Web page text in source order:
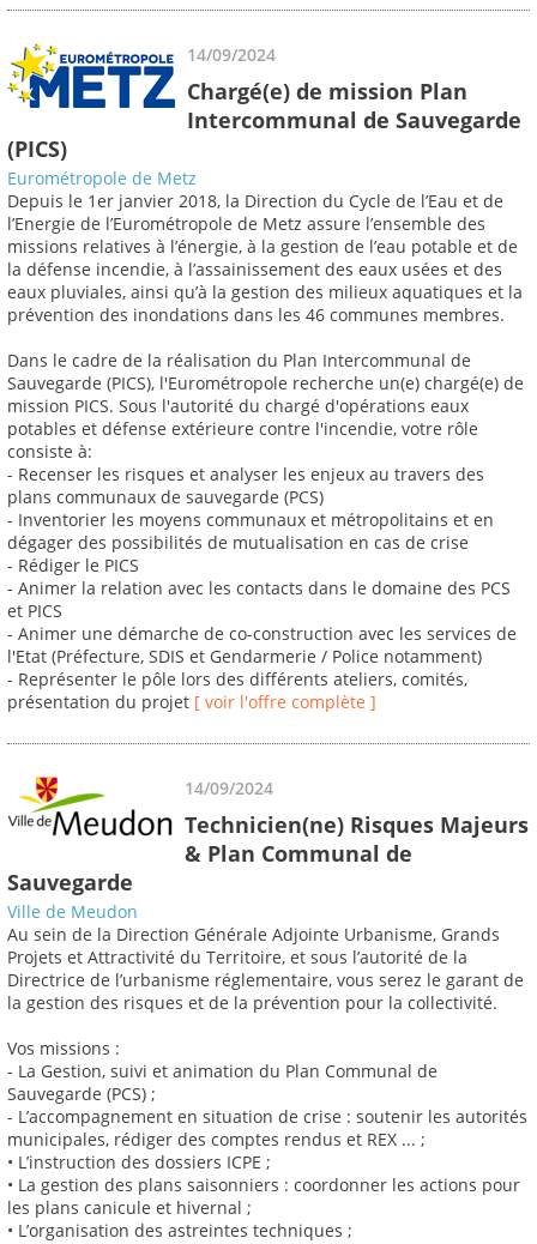
14/09/2024
Chargé(e) de mission Plan
Intercommunal de Sauvegarde
(PICS)
Eurométropole de Metz
Depuis le 1er janvier 2018, la Direction du Cycle de l’Eau et de
l’Energie de l’Eurométropole de Metz assure l’ensemble des
missions relatives à l’énergie, à la gestion de l’eau potable et de
la défense incendie, à l’assainissement des eaux usées et des
eaux pluviales, ainsi qu’à la gestion des milieux aquatiques et la
prévention des inondations dans les 46 communes membres.
Dans le cadre de la réalisation du Plan Intercommunal de
Sauvegarde (PICS), l'Eurométropole recherche un(e) chargé(e) de
mission PICS. Sous l'autorité du chargé d'opérations eaux
potables et défense extérieure contre l'incendie, votre rôle
consiste à:
- Recenser les risques et analyser les enjeux au travers des
plans communaux de sauvegarde (PCS)
- Inventorier les moyens communaux et métropolitains et en
dégager des possibilités de mutualisation en cas de crise
- Rédiger le PICS
- Animer la relation avec les contacts dans le domaine des PCS
et PICS
- Animer une démarche de co-construction avec les services de
l'Etat (Préfecture, SDIS et Gendarmerie / Police notamment)
- Représenter le pôle lors des différents ateliers, comités,
présentation du projet [ voir l'offre complète ]
14/09/2024
Technicien(ne) Risques Majeurs
& Plan Communal de
Sauvegarde
Ville de Meudon
Au sein de la Direction Générale Adjointe Urbanisme, Grands
Projets et Attractivité du Territoire, et sous l’autorité de la
Directrice de l’urbanisme réglementaire, vous serez le garant de
la gestion des risques et de la prévention pour la collectivité.
Vos missions :
- La Gestion, suivi et animation du Plan Communal de
Sauvegarde (PCS) ;
- L’accompagnement en situation de crise : soutenir les autorités
municipales, rédiger des comptes rendus et REX ... ;
• L’instruction des dossiers ICPE ;
• La gestion des plans saisonniers : coordonner les actions pour
les plans canicule et hivernal ;
• L’organisation des astreintes techniques ;